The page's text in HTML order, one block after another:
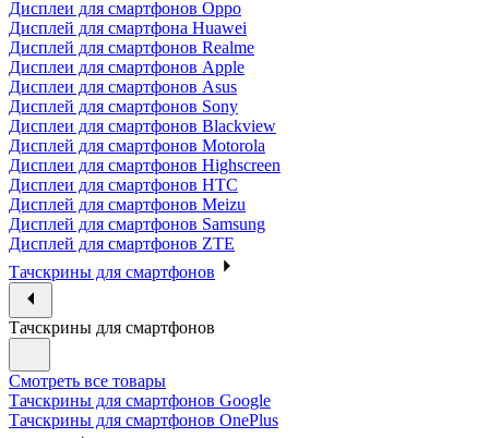
Дисплеи для смартфонов Oppo
Дисплей для смартфона Huawei
Дисплей для смартфонов Realme
Дисплеи для смартфонов Apple
Дисплеи для смартфонов Asus
Дисплей для смартфонов Sony
Дисплеи для смартфонов Blackview
Дисплей для смартфонов Motorola
Дисплеи для смартфонов Highscreen
Дисплеи для смартфонов HTC
Дисплей для смартфонов Meizu
Дисплей для смартфонов Samsung
Дисплей для смартфонов ZTE
Тачскрины для смартфонов
Тачскрины для смартфонов
Смотреть все товары
Тачскрины для смартфонов Google
Тачскрины для смартфонов OnePlus